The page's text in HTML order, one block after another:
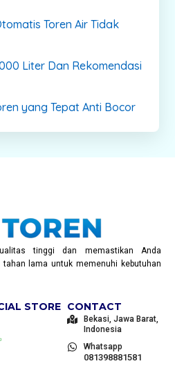
Toren Air Tidak
Liter Dan Rekomendasi
yang Tepat Anti Bocor
tinggi dan memastikan Anda
lama untuk memenuhi kebutuhan
STORE CONTACT
Bekasi, Jawa Barat,
Indonesia
Whatsapp
081398881581